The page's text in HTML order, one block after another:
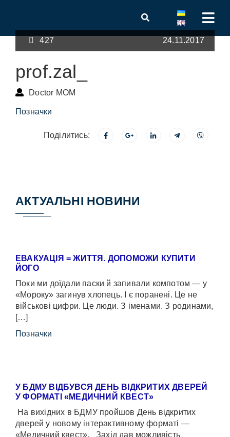
427 24.11.2017
prof.zal_
Doctor MOM
Позначки
Поділитись:
АКТУАЛЬНІ НОВИНИ
ЕВАКУАЦІЯ = ЖИТТЯ. ДОПОМОЖИ КУПИТИ
ЙОГО
Поки ми доїдали паски й запивали компотом — у
«Мороку» загинув хлопець. І є поранені. Це не
військові цифри. Це люди. З іменами. З родинами,
[…]
Позначки
У БДМУ ВІДБУВСЯ ДЕНЬ ВІДКРИТИХ ДВЕРЕЙ
У ФОРМАТІ «МЕДИЧНИЙ КВЕСТ»
На вихідних в БДМУ пройшов День відкритих
дверей у новому інтерактивному форматі —
«Медичний квест». Захід дав можливість